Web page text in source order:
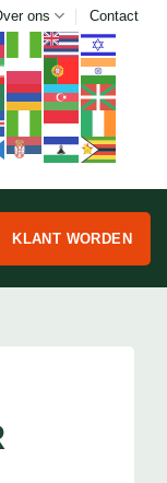
ons Contact
KLANT WORDEN